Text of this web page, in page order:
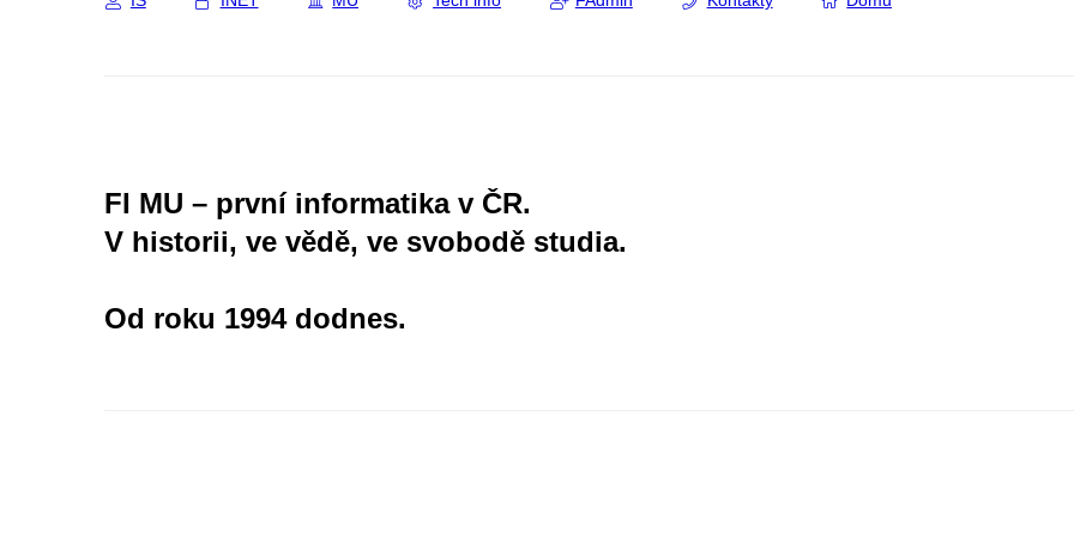
FI MU – první informatika v ČR.
V historii, ve vědě, ve svobodě studia.
Od roku 1994 dodnes.